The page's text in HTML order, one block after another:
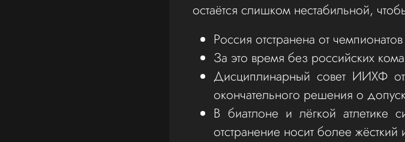
остаётся слишком нестабильной,
Россия отстранена от
За это время без российских
Дисциплинарный совет ИИХФ
окончательного решения о
В биатлоне и лёгкой атлетике
отстранение носит более жёсткий